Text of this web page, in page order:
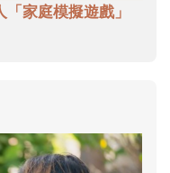
家庭模擬遊戲」